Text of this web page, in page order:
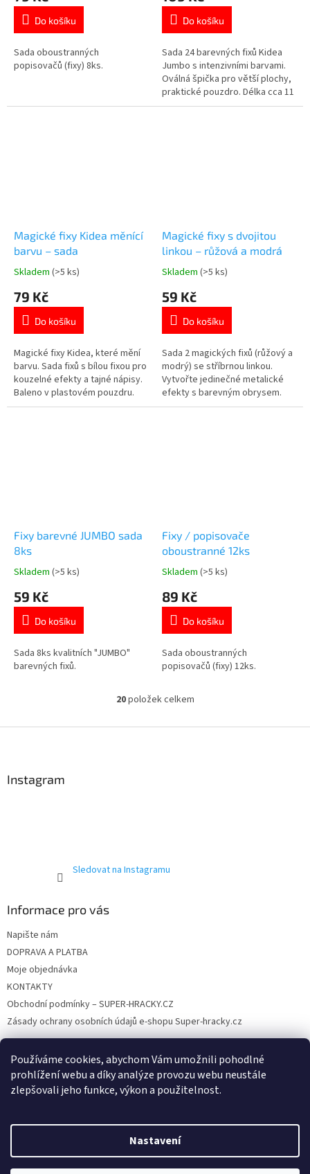
Používáme cookies, abychom Vám umožnili pohodlné
prohlížení webu a díky analýze provozu webu neustále
zlepšovali jeho funkce, výkon a použitelnost.
Nastavení
5,0
5
hvězdiček.
Do košíku
Sada oboustranných
popisovačů (fixy) 8ks.
5,0
5
hvězdiček.
Do košíku
Sada 24 barevných fixů Kidea
Jumbo s intenzivními barvami.
Oválná špička pro větší plochy,
praktické pouzdro. Délka cca 11
cm. Více produktů 👉 zde
Magické fixy Kidea měnící
barvu – sada
Průměrné
produktu
5,0
5
hvězdiček.
Skladem (>5 ks)
79 Kč
Do košíku
Magické fixy Kidea, které mění
barvu. Sada fixů s bílou fixou pro
kouzelné efekty a tajné nápisy.
Baleno v plastovém pouzdru.
Více produktů 👉 zde
Magické fixy s dvojitou
linkou – růžová a modrá
Průměrné
produktu
4,8
5
hvězdiček.
Skladem (>5 ks)
59 Kč
Do košíku
Sada 2 magických fixů (růžový a
modrý) se stříbrnou linkou.
Vytvořte jedinečné metalické
efekty s barevným obrysem.
Více produktů 👉 zde
Fixy barevné JUMBO sada
8ks
Průměrné
produktu
5,0
5
hvězdiček.
Skladem (>5 ks)
59 Kč
Do košíku
Sada 8ks kvalitních "JUMBO"
barevných fixů.
Fixy / popisovače
oboustranné 12ks
Průměrné
produktu
5,0
5
hvězdiček.
Skladem (>5 ks)
89 Kč
Do košíku
Sada oboustranných
popisovačů (fixy) 12ks.
O
l
v
20položek celkem
Instagram
Sledovat na Instagramu
Informace pro vás
Napište nám
DOPRAVA A PLATBA
Moje objednávka
KONTAKTY
Obchodní podmínky – SUPER-HRACKY.CZ
Zásady ochrany osobních údajů e-shopu Super-hracky.cz
Instagram
Vytvořil Shoptet